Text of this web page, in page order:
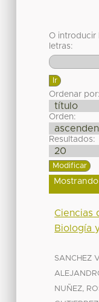
O introducir
letras:
Ordenar por:
Orden:
Resultados:
Mostrando
Ciencias
Biología
SANCHEZ
NUÑEZ,